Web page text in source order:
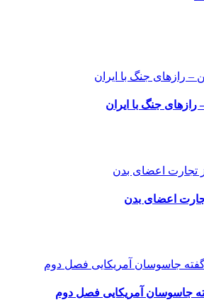
اعضای بدن
جاسوسان آمریکایی فصل دوم